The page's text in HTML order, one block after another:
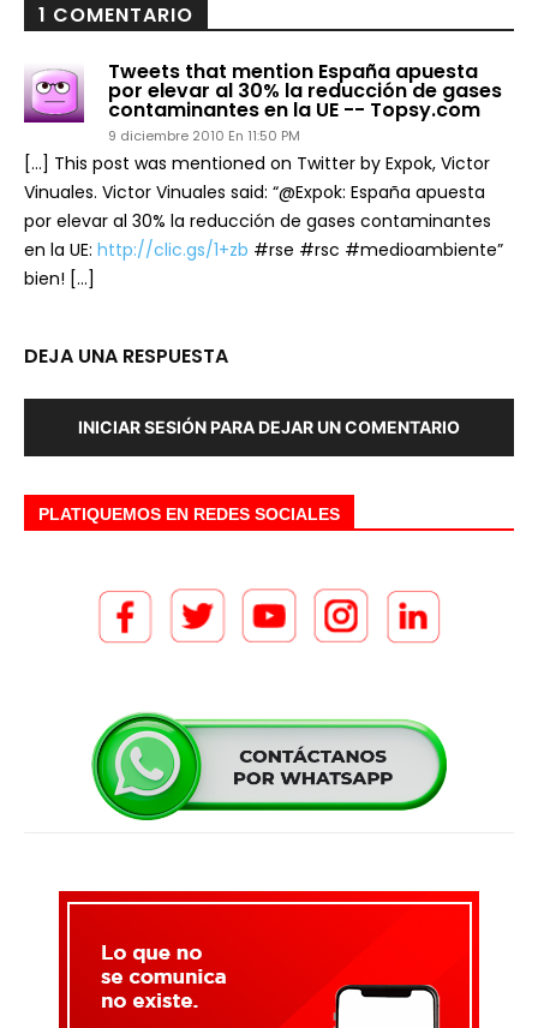
1 COMENTARIO
Tweets that mention España apuesta
por elevar al 30% la reducción de gases
contaminantes en la UE -- Topsy.com
9 diciembre 2010 En 11:50 PM
[…] This post was mentioned on Twitter by Expok, Victor
Vinuales. Victor Vinuales said: “@Expok: España apuesta
por elevar al 30% la reducción de gases contaminantes
en la UE: http://clic.gs/1+zb #rse #rsc #medioambiente”
bien! […]
DEJA UNA RESPUESTA
INICIAR SESIÓN PARA DEJAR UN COMENTARIO
PLATIQUEMOS EN REDES SOCIALES